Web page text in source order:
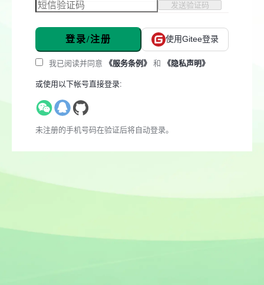
发送验证码
登录/注册 使用Gitee登录
我已阅读并同意 《服务条例》 和 《隐私声明》
或使用以下帐号直接登录:
未注册的手机号码在验证后将自动登录。